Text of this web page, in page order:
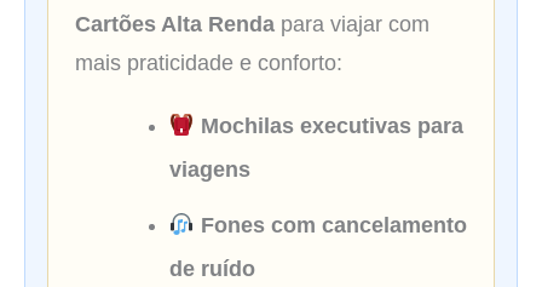
Cartões Alta Renda para viajar com
mais praticidade e conforto:
Mochilas executivas para
viagens
Fones com cancelamento
de ruído